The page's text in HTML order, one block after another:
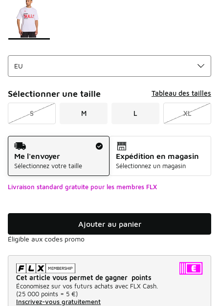
Sélectionner une taille Tableau des tailles
S M L XL
Mode d'expédition
Me l'envoyer
Sélectionnez votre taille
Expédition en magasin
Sélectionnez un magasin
Livraison standard gratuite pour les membres FLX
Ajouter au panier
Éligible aux codes promo
Cet article vous permet de gagner points
Économisez sur vos futurs achats avec FLX Cash.
(25 000 points = 5 €)
Inscrivez-vous gratuitement